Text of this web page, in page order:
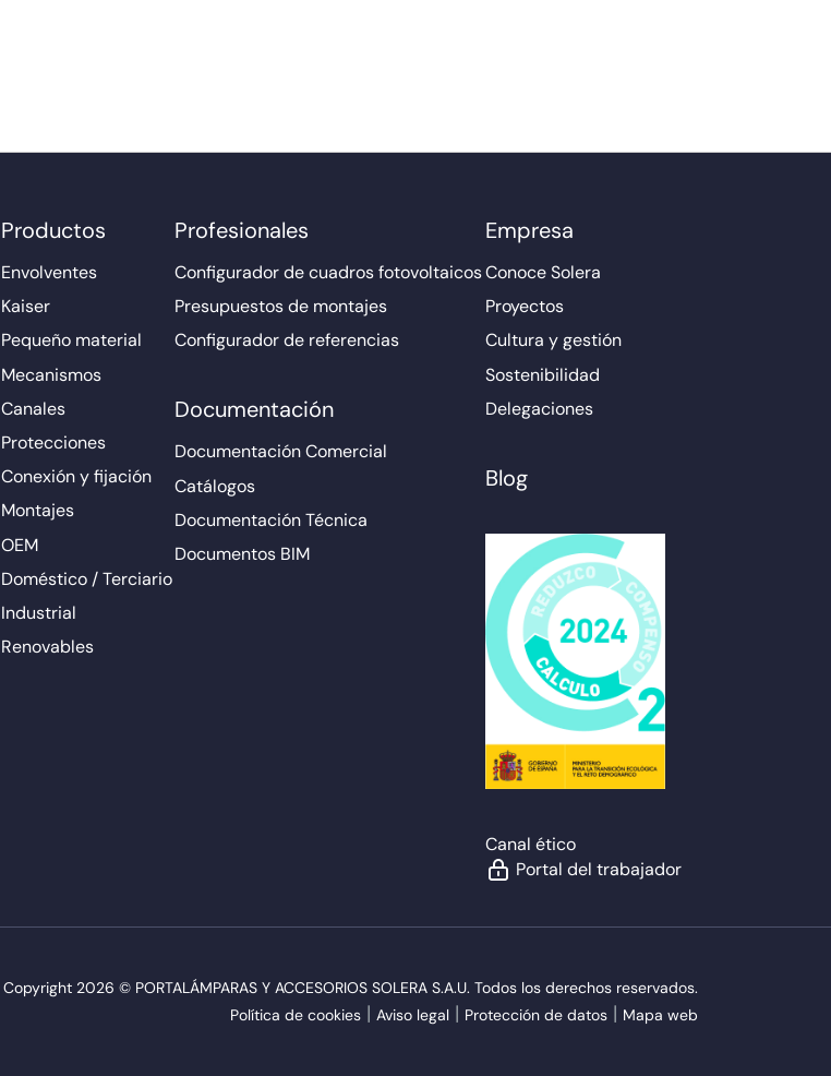
Productos
Envolventes
Kaiser
Pequeño material
Mecanismos
Canales
Protecciones
Conexión y fijación
Montajes
OEM
Doméstico / Terciario
Industrial
Renovables
Profesionales
Configurador de cuadros fotovoltaicos
Presupuestos de montajes
Configurador de referencias
Documentación
Documentación Comercial
Catálogos
Documentación Técnica
Documentos BIM
Empresa
Conoce Solera
Proyectos
Cultura y gestión
Sostenibilidad
Delegaciones
Blog
Canal ético
Portal del trabajador
Copyright 2026 © PORTALÁMPARAS Y ACCESORIOS SOLERA S.A.U. Todos los derechos reservados.
Política de cookies
Aviso legal Protección de datos Mapa web